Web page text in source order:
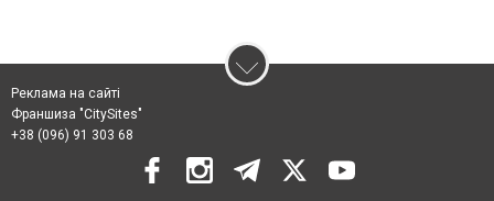
Реклама на сайті
Франшиза "CitySites"
+38 (096) 91 303 68